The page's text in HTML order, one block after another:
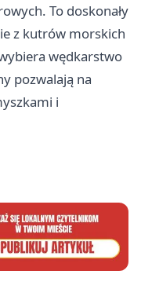
To doskonały
z kutrów morskich
wędkarstwo
pozwalają na
i